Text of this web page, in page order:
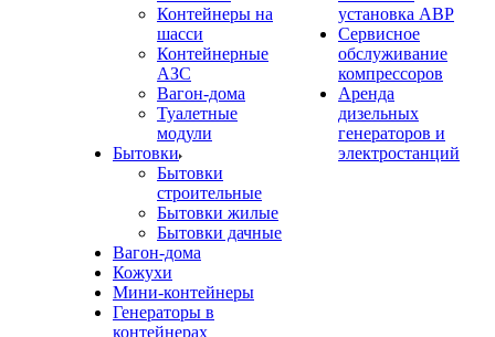
Контейнеры на
шасси
Контейнерные
АЗС
Вагон-дома
Туалетные
модули
Бытовки
Бытовки
строительные
Бытовки жилые
Бытовки дачные
Вагон-дома
Кожухи
Мини-контейнеры
Генераторы в
контейнерах
установка АВР
Сервисное
обслуживание
компрессоров
Аренда
дизельных
генераторов и
электростанций